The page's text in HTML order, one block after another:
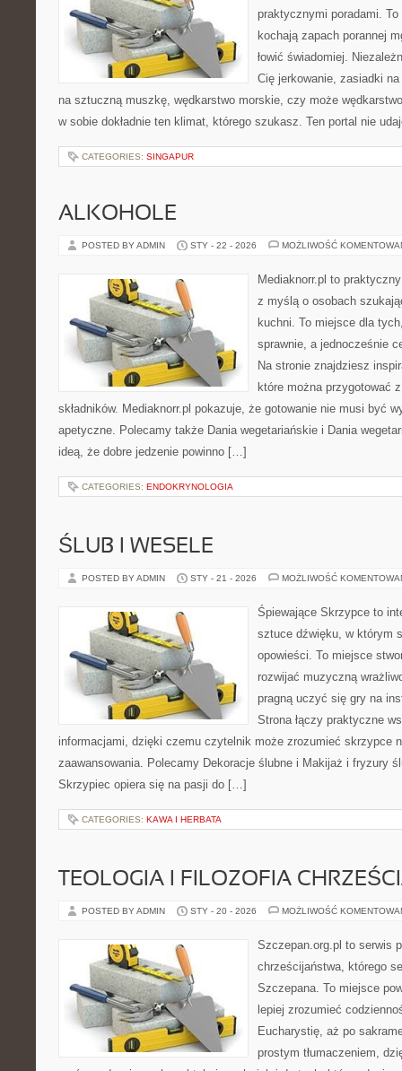
praktycznymi poradami.
kochają zapach porannej
łowić świadomiej.
Cię jerkowanie, zasiadki na
na sztuczną muszkę, wędkarstwo morskie, czy może
w sobie dokładnie ten klimat, którego szukasz. Ten portal nie
CATEGORIES: SINGAPUR
ALKOHOLE
POSTED BY ADMIN STY - 22 - 2026 MOŻLIWOŚĆ
Mediaknorr.pl to
z myślą o osobach
kuchni. To miejsce dla
sprawnie, a jednocześnie
Na stronie znajdziesz
które można przygotować
składników. Mediaknorr.pl pokazuje, że gotowanie nie musi być
apetyczne. Polecamy także Dania wegetariańskie i Dania
ideą, że dobre jedzenie powinno […]
CATEGORIES: ENDOKRYNOLOGIA
ŚLUB I WESELE
POSTED BY ADMIN STY - 21 - 2026 MOŻLIWOŚĆ
Śpiewające Skrzypce to
sztuce dźwięku, w którym
opowieści. To miejsce
rozwijać muzyczną
pragną uczyć się gry na
Strona łączy praktyczne
informacjami, dzięki czemu czytelnik może zrozumieć skrzypce
zaawansowania. Polecamy Dekoracje ślubne i Makijaż i fryzury
Skrzypiec opiera się na pasji do […]
CATEGORIES: KAWA I HERBATA
TEOLOGIA I FILOZOFIA
POSTED BY ADMIN STY - 20 - 2026 MOŻLIWOŚĆ
Szczepan.org.pl to serwis
chrześcijaństwa, którego
Szczepana. To miejsce
lepiej zrozumieć
Eucharystię, aż po
prostym tłumaczeniem,